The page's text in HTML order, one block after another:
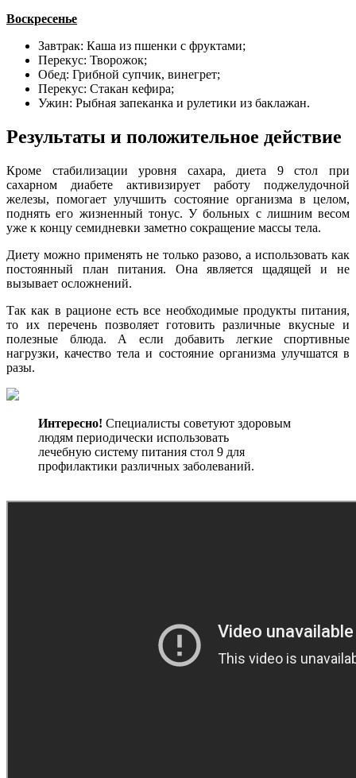
Воскресенье
Завтрак: Каша из пшенки с фруктами;
Перекус: Творожок;
Обед: Грибной супчик, винегрет;
Перекус: Стакан кефира;
Ужин: Рыбная запеканка и рулетики из баклажан.
Результаты и положительное действие
Кроме стабилизации уровня сахара, диета 9 стол при
сахарном диабете активизирует работу поджелудочной
железы, помогает улучшить состояние организма в целом,
поднять его жизненный тонус. У больных с лишним весом
уже к концу семидневки заметно сокращение массы тела.
Диету можно применять не только разово, а использовать как
постоянный план питания. Она является щадящей и не
вызывает осложнений.
Так как в рационе есть все необходимые продукты питания,
то их перечень позволяет готовить различные вкусные и
полезные блюда. А если добавить легкие спортивные
нагрузки, качество тела и состояние организма улучшатся в
разы.
Интересно! Специалисты советуют здоровым
людям периодически использовать
лечебную систему питания стол 9 для
профилактики различных заболеваний.